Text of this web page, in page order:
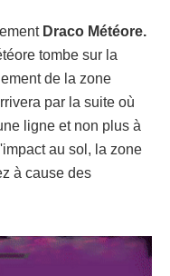
Draco Météore.
tombe sur la
de la zone
par la suite où
ligne et non plus à
au sol, la zone
à cause des